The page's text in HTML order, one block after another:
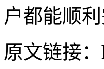
户都能顺
原文链接